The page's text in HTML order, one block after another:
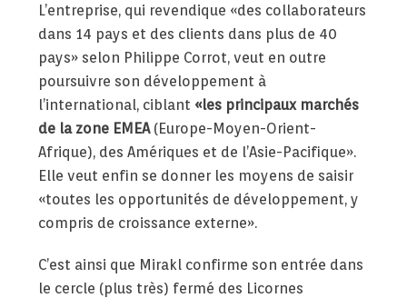
L’entreprise, qui revendique «des collaborateurs
dans 14 pays et des clients dans plus de 40
pays» selon Philippe Corrot, veut en outre
poursuivre son développement à
l’international, ciblant «les principaux marchés
de la zone EMEA(Europe-Moyen-Orient-
Afrique), des Amériques et de l’Asie-Pacifique».
Elle veut enfin se donner les moyens de saisir
«toutes les opportunités de développement, y
compris de croissance externe».
C’est ainsi que Mirakl confirme son entrée dans
le cercle (plus très) fermé des Licornes